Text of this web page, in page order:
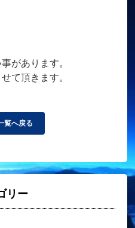
があります。
て頂きます。
覧へ戻る
リー